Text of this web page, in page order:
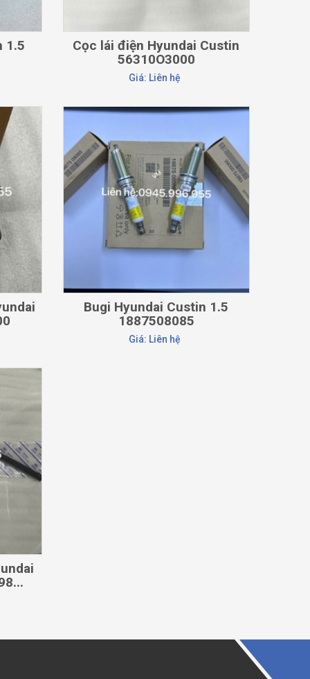
1.5
Cọc lái điện Hyundai Custin
56310O3000
Giá: Liên hệ
CHI TIẾT
Bugi Hyundai Custin 1.5
1887508085
Giá: Liên hệ